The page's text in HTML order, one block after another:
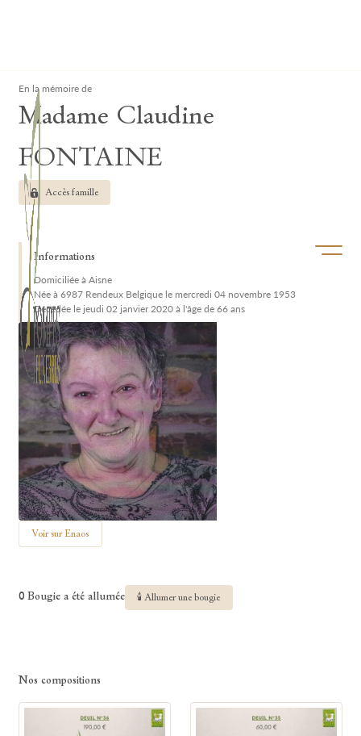
Ouvrir/
En la mémoire de
Madame Claudine
FONTAINE
Accès famille
Informations
Domiciliée à Aisne
Née à 6987 Rendeux Belgique le mercredi 04 novembre 1953
Décédée le jeudi 02 janvier 2020 à l'âge de 66 ans
Voir sur Enaos
0 Bougie a été allumée 🕯 Allumer une bougie
Nos compositions